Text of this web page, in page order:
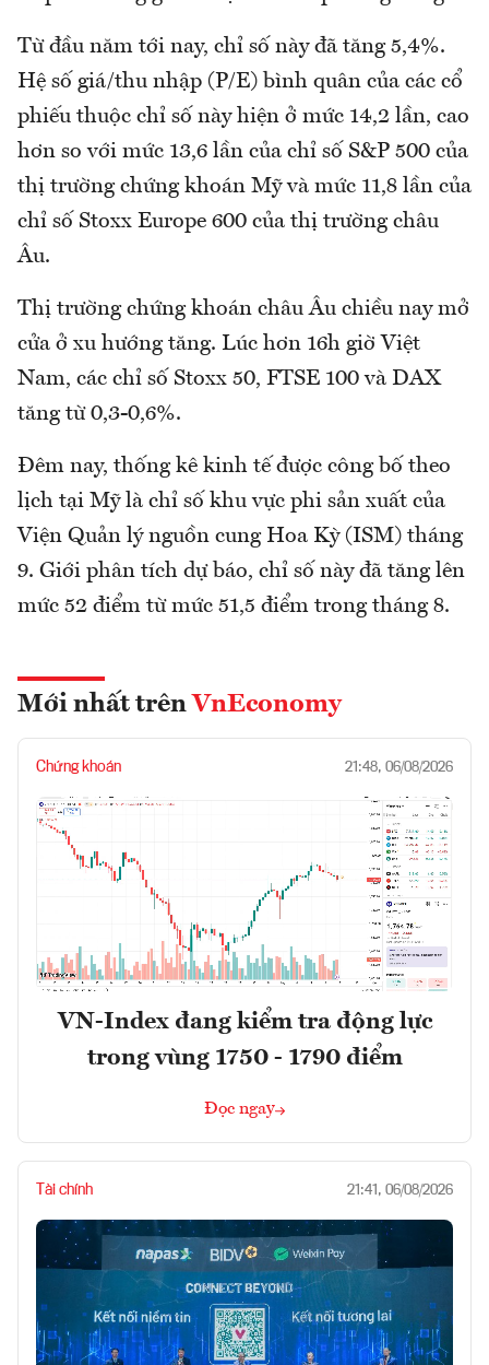
Từ đầu năm tới nay, chỉ số này đã tăng 5,4%.
Hệ số giá/thu nhập (P/E) bình quân của các cổ
phiếu thuộc chỉ số này hiện ở mức 14,2 lần, cao
hơn so với mức 13,6 lần của chỉ số S&P 500 của
thị trường chứng khoán Mỹ và mức 11,8 lần của
chỉ số Stoxx Europe 600 của thị trường châu
Âu.
Thị trường chứng khoán châu Âu chiều nay mở
cửa ở xu hướng tăng. Lúc hơn 16h giờ Việt
Nam, các chỉ số Stoxx 50, FTSE 100 và DAX
tăng từ 0,3-0,6%.
Đêm nay, thống kê kinh tế được công bố theo
lịch tại Mỹ là chỉ số khu vực phi sản xuất của
Viện Quản lý nguồn cung Hoa Kỳ (ISM) tháng
9. Giới phân tích dự báo, chỉ số này đã tăng lên
mức 52 điểm từ mức 51,5 điểm trong tháng 8.
Mới nhất trên VnEconomy
Chứng khoán 21:48, 06/08/2026
VN-Index đang kiểm tra động lực
trong vùng 1750 - 1790 điểm
Đọc ngay
Tài chính 21:41, 06/08/2026